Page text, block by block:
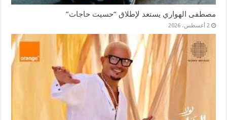
مصطفى الهواري يستعد لإطلاق “حسيت حاجات”
2 أغسطس، 2026